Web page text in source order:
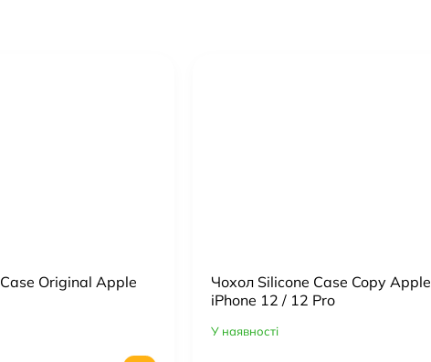
Original Apple
Чохол Silicone Case Copy Apple
iPhone 12 / 12 Pro
У наявності